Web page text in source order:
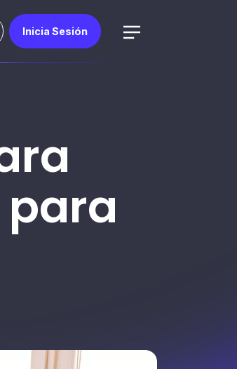
Inicia Sesión
para